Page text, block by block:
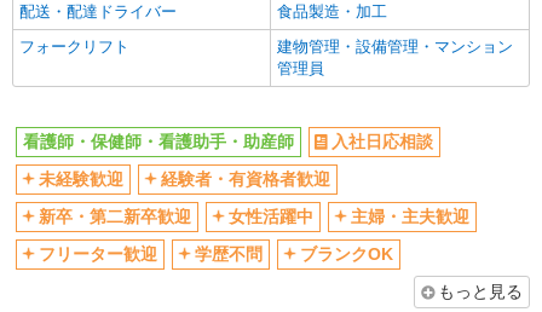
駅直結・駅チカ
車通勤OK
バイク通勤OK
自転車通勤OK
残業少なめ（月20h未満）
交通費支給
社会保険あり
産休・育休取得実績あり
退職金・財形貯蓄制度あり
各種手当（家族・役職・インセン
ティブなど）あり
制服貸与
研修制度あり
資格取得支援制度あり
配送・配達ドライバー
食品製造・加工
フォークリフト
建物管理・設備管理・マンション
管理員
看護師・保健師・看護助手・助産師
入社日応相談
未経験歓迎
経験者・有資格者歓迎
新卒・第二新卒歓迎
女性活躍中
主婦・主夫歓迎
フリーター歓迎
学歴不問
ブランクOK
もっと見る